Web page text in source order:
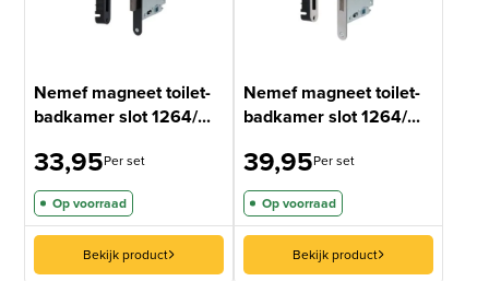
Nemef magneet toilet-
badkamer slot 1264/...
33,95Per set
Op voorraad
Bekijk product
Nemef magneet toilet-
badkamer slot 1264/...
39,95Per set
Op voorraad
Bekijk product